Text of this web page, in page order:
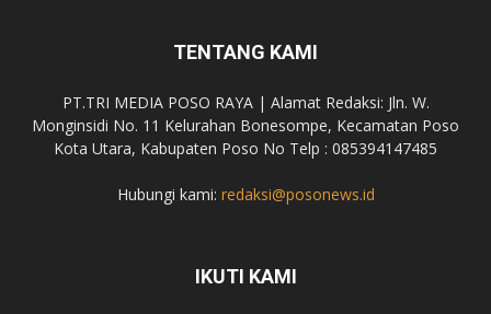
TENTANG KAMI
PT.TRI MEDIA POSO RAYA | Alamat Redaksi: Jln. W.
Monginsidi No. 11 Kelurahan Bonesompe, Kecamatan Poso
Kota Utara, Kabupaten Poso No Telp : 085394147485
Hubungi kami: redaksi@posonews.id
IKUTI KAMI